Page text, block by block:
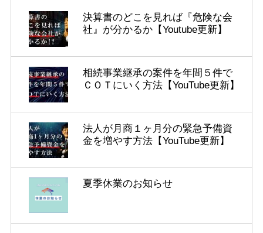
決算書のどこを見れば『危険な会
社』が分かるか【Youtube更新】
相続事業継承の案件を年間５件で
ＣＯＴにいく方法【YouTube更新】
法人が月商１ヶ月分の緊急予備資
金を増やす方法【YouTube更新】
夏季休業のお知らせ